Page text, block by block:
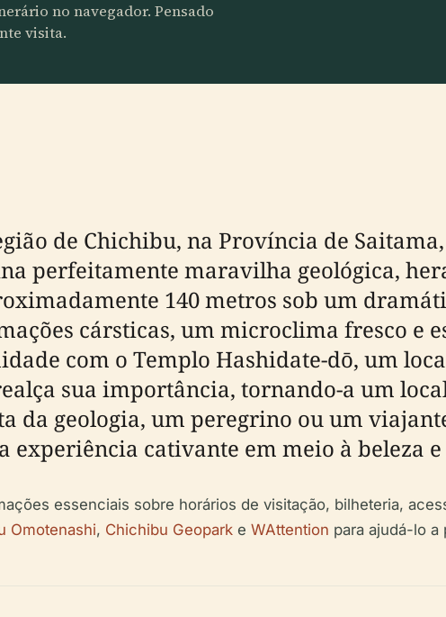
no navegador. Pensado
visita.
de Chichibu, na Província de
perfeitamente maravilha geológica,
140 metros sob um
cársticas, um microclima fresco e
com o Templo Hashidate-dō, um
sua importância, tornando-a um
da geologia, um peregrino ou um
experiência cativante em meio à beleza
essenciais sobre horários de visitação, bilheteria,
Omotenashi, Chichibu Geopark e WAttention para ajudá-lo a